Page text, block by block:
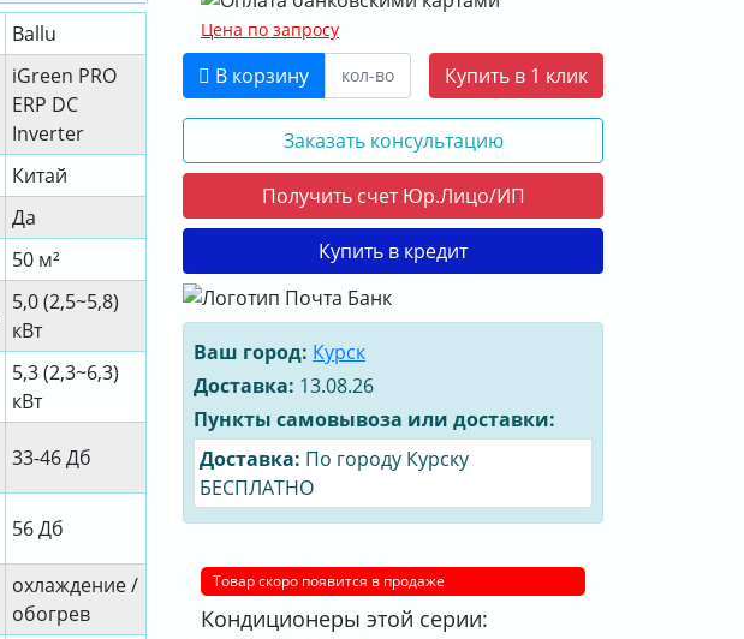
Ballu
iGreen PRO
ERP DC
Inverter
Китай
Да
50 м²
5,0 (2,5~5,8)
кВт
5,3 (2,3~6,3)
кВт
33-46 Дб
56 Дб
охлаждение /
обогрев
Цена по запросу
В корзину Купить в 1 клик
Заказать консультацию
Получить счет Юр.Лицо/ИП
Купить в кредит
Ваш город: Курск
Доставка: 13.08.26
Пункты самовывоза или доставки:
Доставка: По городу Курску
БЕСПЛАТНО
Товар скоро появится в продаже
Кондиционеры этой серии: